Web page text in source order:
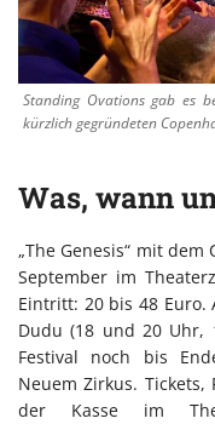
Standing Ovations gab es
kürzlich gegründeten
Was, wann
„The Genesis“ mit
September im
Eintritt: 20 bis 48 Euro.
Dudu (18 und 20 Uhr,
Festival noch bis
Neuem Zirkus.
der Kasse im